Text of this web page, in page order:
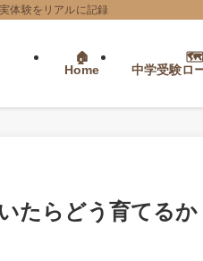
体験をリアルに記録
Home 中学受験ロ
たらどう育てる